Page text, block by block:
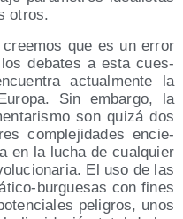
otros.
que es un error
deba­tes a esta cues­
actual­men­te la
Sin embar­go, la
son qui­zá dos
com­ple­ji­da­des encie­
en la lucha de cual­quier
El uso de las
bur­gue­sas con fines
peli­gros, unos